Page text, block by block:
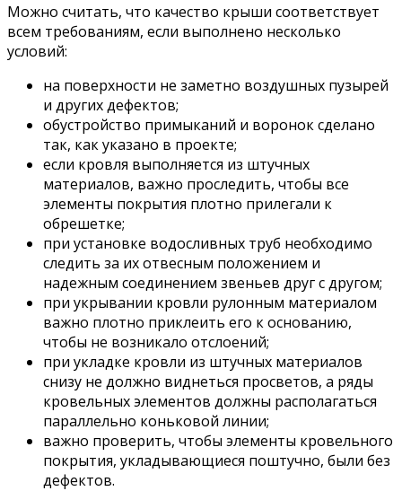
Можно считать, что качество крыши соответствует
всем требованиям, если выполнено несколько
условий:
на поверхности не заметно воздушных пузырей
и других дефектов;
обустройство примыканий и воронок сделано
так, как указано в проекте;
если кровля выполняется из штучных
материалов, важно проследить, чтобы все
элементы покрытия плотно прилегали к
обрешетке;
при установке водосливных труб необходимо
следить за их отвесным положением и
надежным соединением звеньев друг с другом;
при укрывании кровли рулонным материалом
важно плотно приклеить его к основанию,
чтобы не возникало отслоений;
при укладке кровли из штучных материалов
снизу не должно виднеться просветов, а ряды
кровельных элементов должны располагаться
параллельно коньковой линии;
важно проверить, чтобы элементы кровельного
покрытия, укладывающиеся поштучно, были без
дефектов.